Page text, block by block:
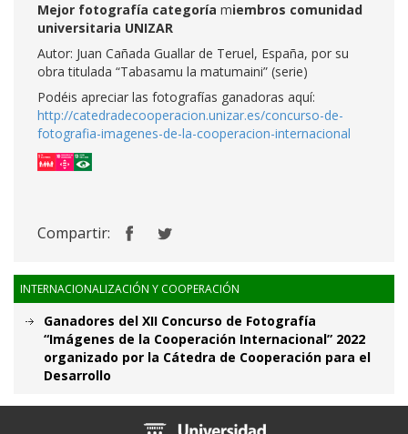
Mejor fotografía categoría miembros comunidad
universitaria UNIZAR
Autor: Juan Cañada Guallar de Teruel, España, por su
obra titulada “Tabasamu la matumaini” (serie)
Podéis apreciar las fotografías ganadoras aquí:
http://catedradecooperacion.unizar.es/concurso-de-
fotografia-imagenes-de-la-cooperacion-internacional
Compartir:
INTERNACIONALIZACIÓN Y COOPERACIÓN
Ganadores del XII Concurso de Fotografía
“Imágenes de la Cooperación Internacional” 2022
organizado por la Cátedra de Cooperación para el
Desarrollo